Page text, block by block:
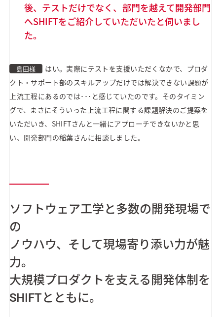
後、テストだけでなく、部門を越えて開発部門
へSHIFTをご紹介していただいたと伺いまし
た。
島田様
はい。実際にテストを支援いただくなかで、プロダ
クト・サポート部のスキルアップだけでは解決できない課題が
上流工程にあるのでは･･･と感じていたのです。そのタイミン
グで、まさにそういった上流工程に関する課題解決のご提案を
いただいき、SHIFTさんと一緒にアプローチできないかと思
い、開発部門の稲葉さんに相談しました。
ソフトウェア工学と多数の開発現場で
の
ノウハウ、そして現場寄り添い力が魅
力。
大規模プロダクトを支える開発体制を
SHIFTとともに。